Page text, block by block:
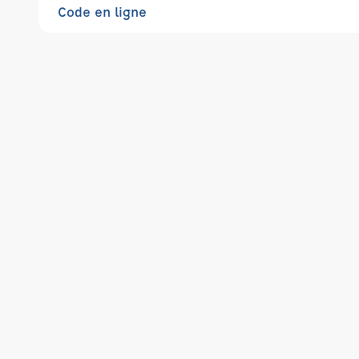
Code en ligne